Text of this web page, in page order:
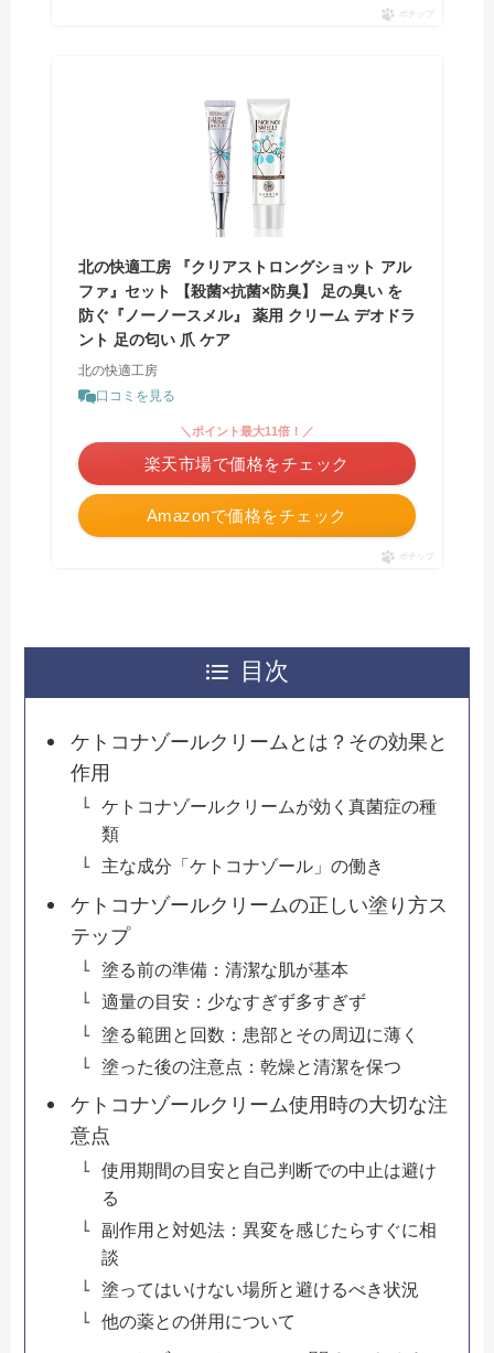
ポチップ
北の快適工房 『クリアストロングショット アル
ファ』セット 【殺菌×抗菌×防臭】 足の臭い を
防ぐ『ノーノースメル』 薬用 クリーム デオドラ
ント 足の匂い 爪 ケア
北の快適工房
口コミを見る
Amazonで価格をチェック
＼ポイント最大11倍！／
楽天市場で価格をチェック
ポチップ
目次
ケトコナゾールクリームとは？その効果と
作用
ケトコナゾールクリームが効く真菌症の種
類
主な成分「ケトコナゾール」の働き
ケトコナゾールクリームの正しい塗り方ス
テップ
塗る前の準備：清潔な肌が基本
適量の目安：少なすぎず多すぎず
塗る範囲と回数：患部とその周辺に薄く
塗った後の注意点：乾燥と清潔を保つ
ケトコナゾールクリーム使用時の大切な注
意点
使用期間の目安と自己判断での中止は避け
る
副作用と対処法：異変を感じたらすぐに相
談
塗ってはいけない場所と避けるべき状況
他の薬との併用について